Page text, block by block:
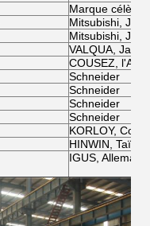
Marque
Mitsubishi,
Mitsubishi,
VALQUA, Japon
COUSEZ,
Schneider
Schneider
Schneider
Schneider
KORLOY, Corée
HINWIN,
IGUS,